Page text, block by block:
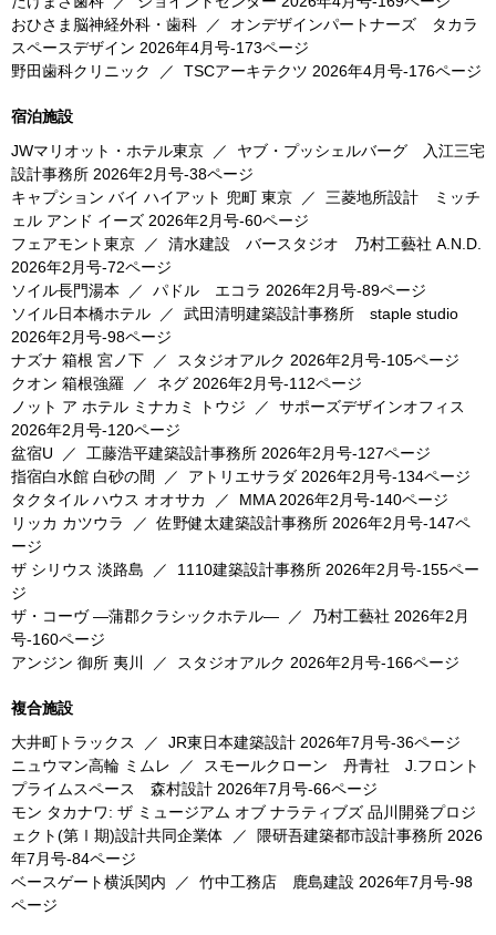
おひさま脳神経外科・歯科 ／ オンデザインパートナーズ タカラ
スペースデザイン 2026年4月号-173ページ
野田歯科クリニック
／ TSCアーキテクツ 2026年4月号-176ページ
宿泊施設
JWマリオット・ホテル東京 ／ ヤブ・プッシェルバーグ 入江三宅
設計事務所 2026年2月号-38ページ
キャプション バイ ハイアット 兜町 東京 ／ 三菱地所設計 ミッチ
ェル アンド イーズ 2026年2月号-60ページ
フェアモント東京 ／ 清水建設 バースタジオ 乃村工藝社 A.N.D.
2026年2月号-72ページ
ソイル長門湯本 ／ パドル エコラ 2026年2月号-89ページ
ソイル日本橋ホテル ／ 武田清明建築設計事務所 staple studio
2026年2月号-98ページ
ナズナ 箱根 宮ノ下 ／ スタジオアルク 2026年2月号-105ページ
クオン 箱根強羅 ／ ネグ 2026年2月号-112ページ
ノット ア ホテル ミナカミ トウジ ／ サポーズデザインオフィス
2026年2月号-120ページ
盆宿U ／ 工藤浩平建築設計事務所 2026年2月号-127ページ
指宿白水館 白砂の間
／ アトリエサラダ 2026年2月号-134ページ
タクタイル ハウス オオサカ
／ MMA 2026年2月号-140ページ
リッカ カツウラ
／佐野健太建築設計事務所 2026年2月号-147ペ
ージ
ザ シリウス 淡路島 ／ 1110建築設計事務所 2026年2月号-155ペー
ジ
ザ・コーヴ ―蒲郡クラシックホテル― ／ 乃村工藝社 2026年2月
号-160ページ
アンジン 御所 夷川
／ スタジオアルク 2026年2月号-166ページ
複合施設
大井町トラックス
／ JR東日本建築設計 2026年7月号-36ページ
ニュウマン高輪 ミムレ ／
スモールクローン 丹青社 J.フロント
プライムスペース 森村設計 2026年7月号-66ページ
モン タカナワ: ザ ミュージアム オブ ナラティブズ 品川開発プロジ
ェクト(第Ⅰ期)設計共同企業体 ／ 隈研吾建築都市設計事務所 2026
年7月号-84ページ
ベースゲート横浜関内 ／ 竹中工務店 鹿島建設 2026年7月号-98
ページ